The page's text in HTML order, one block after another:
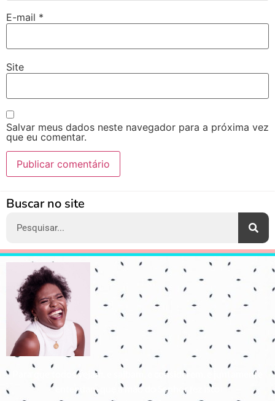
E-mail *
Site
Salvar meus dados neste navegador para a próxima vez
que eu comentar.
Buscar no site
Para que todos vejam, e saibam, e considerem, e juntamente
entendam que a mão do Senhor fez isto